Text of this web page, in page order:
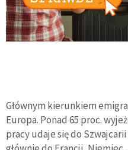
Głównym kierunkiem
Europa. Ponad 65 proc.
pracy udaje się do